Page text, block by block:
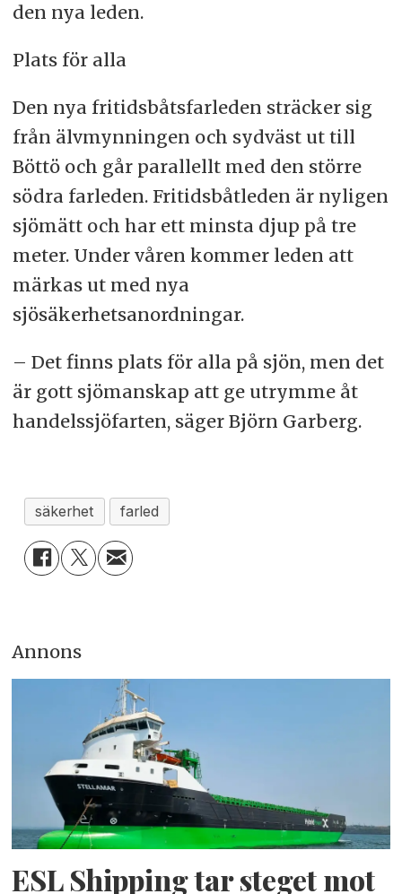
den nya leden.
Plats för alla
Den nya fritidsbåtsfarleden sträcker sig
från älvmynningen och sydväst ut till
Böttö och går parallellt med den större
södra farleden. Fritidsbåtleden är nyligen
sjömätt och har ett minsta djup på tre
meter. Under våren kommer leden att
märkas ut med nya
sjösäkerhetsanordningar.
– Det finns plats för alla på sjön, men det
är gott sjömanskap att ge utrymme åt
handelssjöfarten, säger Björn Garberg.
säkerhet farled
Annons
ESL Shipping tar steget mot